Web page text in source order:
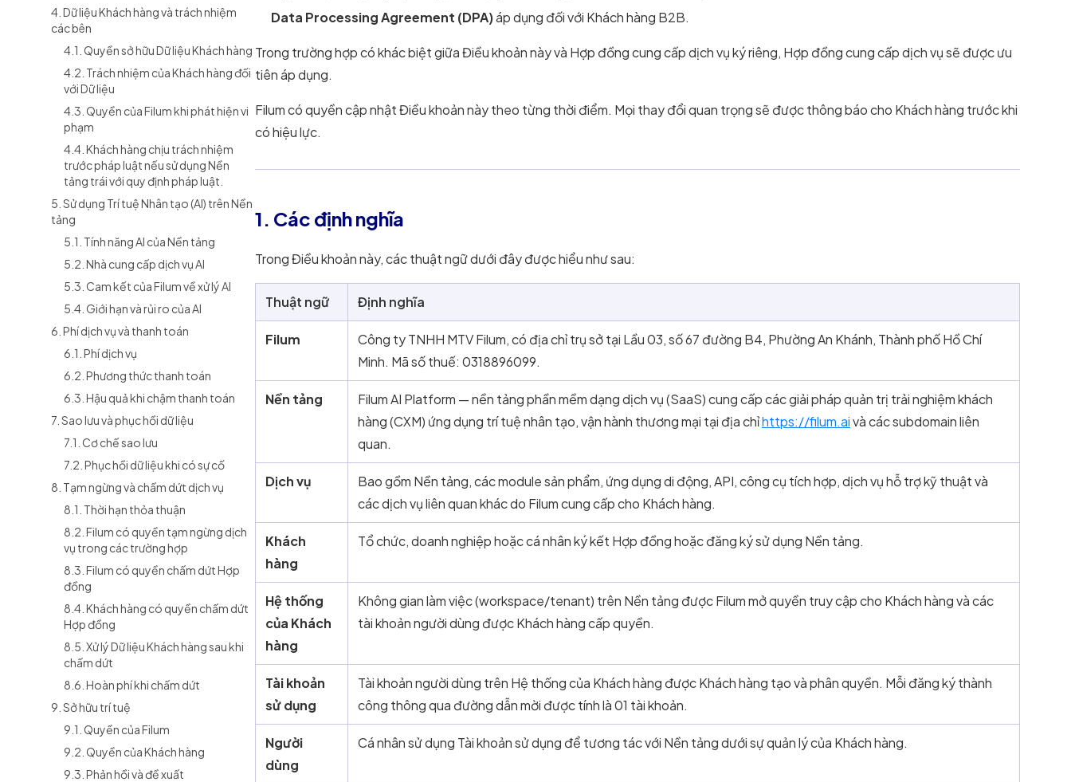
4. Dữ liệu Khách hàng và trách nhiệm
các bên
4.1. Quyền sở hữu Dữ liệu Khách hàng
4.2. Trách nhiệm của Khách hàng đối
với Dữ liệu
4.3. Quyền của Filum khi phát hiện vi
phạm
4.4. Khách hàng chịu trách nhiệm
trước pháp luật nếu sử dụng Nền
tảng trái với quy định pháp luật.
5. Sử dụng Trí tuệ Nhân tạo (AI) trên Nền
tảng
5.1. Tính năng AI của Nền tảng
5.2. Nhà cung cấp dịch vụ AI
5.3. Cam kết của Filum về xử lý AI
5.4. Giới hạn và rủi ro của AI
6. Phí dịch vụ và thanh toán
6.1. Phí dịch vụ
6.2. Phương thức thanh toán
6.3. Hậu quả khi chậm thanh toán
7. Sao lưu và phục hồi dữ liệu
7.1. Cơ chế sao lưu
7.2. Phục hồi dữ liệu khi có sự cố
8. Tạm ngừng và chấm dứt dịch vụ
8.1. Thời hạn thỏa thuận
8.2. Filum có quyền tạm ngừng dịch
vụ trong các trường hợp
8.3. Filum có quyền chấm dứt Hợp
đồng
8.4. Khách hàng có quyền chấm dứt
Hợp đồng
8.5. Xử lý Dữ liệu Khách hàng sau khi
chấm dứt
8.6. Hoàn phí khi chấm dứt
9. Sở hữu trí tuệ
9.1. Quyền của Filum
9.2. Quyền của Khách hàng
9.3. Phản hồi và đề xuất
Data Processing Agreement (DPA)áp dụng đối với Khách hàng B2B.
Trong trường hợp có khác biệt giữa Điều khoản này và Hợp đồng cung cấp dịch vụ ký riêng, Hợp đồng cung cấp dịch vụ sẽ được ưu
tiên áp dụng.
Filum có quyền cập nhật Điều khoản này theo từng thời điểm. Mọi thay đổi quan trọng sẽ được thông báo cho Khách hàng trước khi
có hiệu lực.
1. Các định nghĩa
Trong Điều khoản này, các thuật ngữ dưới đây được hiểu như sau:
Thuật ngữ Định nghĩa
Filum
Công ty TNHH MTV Filum, có địa chỉ trụ sở tại Lầu 03, số 67 đường B4, Phường An Khánh, Thành phố Hồ Chí
Minh. Mã số thuế: 0318896099.
Nền tảng
Filum AI Platform — nền tảng phần mềm dạng dịch vụ (SaaS) cung cấp các giải pháp quản trị trải nghiệm khách
hàng (CXM) ứng dụng trí tuệ nhân tạo, vận hành thương mại tại địa chỉhttps://filum.aivà các subdomain liên
quan.
Dịch vụ
Bao gồm Nền tảng, các module sản phẩm, ứng dụng di động, API, công cụ tích hợp, dịch vụ hỗ trợ kỹ thuật và
các dịch vụ liên quan khác do Filum cung cấp cho Khách hàng.
Khách
hàng
Tổ chức, doanh nghiệp hoặc cá nhân ký kết Hợp đồng hoặc đăng ký sử dụng Nền tảng.
Hệ thống
của Khách
hàng
Không gian làm việc (workspace/tenant) trên Nền tảng được Filum mở quyền truy cập cho Khách hàng và các
tài khoản người dùng được Khách hàng cấp quyền.
Tài khoản
sử dụng
Tài khoản người dùng trên Hệ thống của Khách hàng được Khách hàng tạo và phân quyền. Mỗi đăng ký thành
công thông qua đường dẫn mời được tính là 01 tài khoản.
Người
dùng
Cá nhân sử dụng Tài khoản sử dụng để tương tác với Nền tảng dưới sự quản lý của Khách hàng.